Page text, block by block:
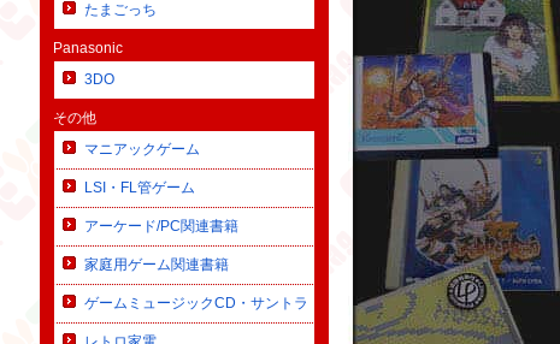
たまごっち
Panasonic
3DO
その他
マニアックゲーム
LSI・FL管ゲーム
アーケード/PC関連書籍
家庭用ゲーム関連書籍
ゲームミュージックCD・サントラ